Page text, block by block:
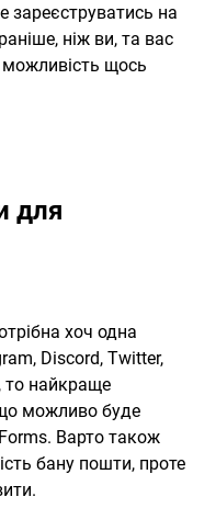
на
ніж ви, та вас
можливість щось
для
хоч одна
Discord, Twitter,
найкраще
можливо буде
Варто також
бану пошти, проте